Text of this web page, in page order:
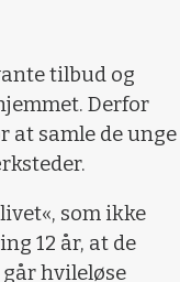
tilbud og
Derfor
at samle de unge
som ikke
12 år, at de
går hvileløse